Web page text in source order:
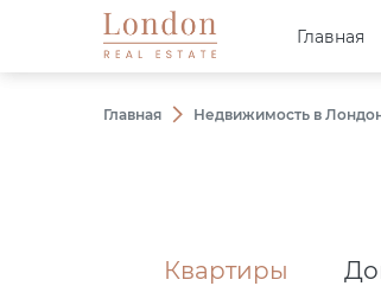
Главная
Главная
Главная Недвижимость в
Квартиры